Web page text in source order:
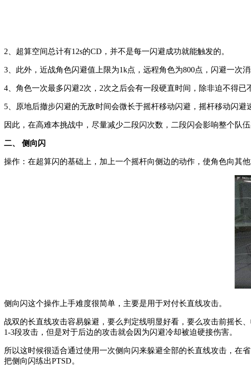
2、超算空间总计有12s的CD，并不是每一闪避成功就能触发的。
3、此外，近战角色闪避值上限为1k点，远程角色为800点，闪避一次
4、角色一次最多闪避2次，2次之后会有一段硬直时间，除非迫不得已
5、原地后撤步闪避的无敌时间会微长于摇杆移动闪避，摇杆移动闪避
因此，在高难本挑战中，尽量减少二段闪次数，二段闪会影响整个队
二、 侧向闪
操作：在超算闪的基础上，加上一个摇杆向侧边的动作，使角色向其他
侧向闪这个操作上手难度很简单，主要是用于对付长直线攻击。
战双的长直线攻击容易躲避，要么判定线明显好看，要么攻击前摇长
1-3段攻击，但是对于后边的攻击就会因为闪避冷却被迫硬接伤害。
所以这时候很适合通过使用一次侧向闪来躲避全部的长直线攻击，在
把侧向闪练出PTSD。